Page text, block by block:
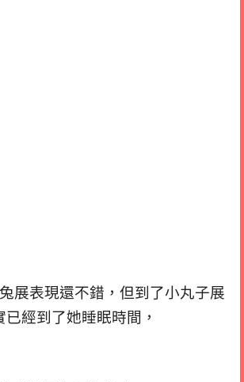
展表現還不錯，但到了小丸子展
已經到了她睡眠時間，